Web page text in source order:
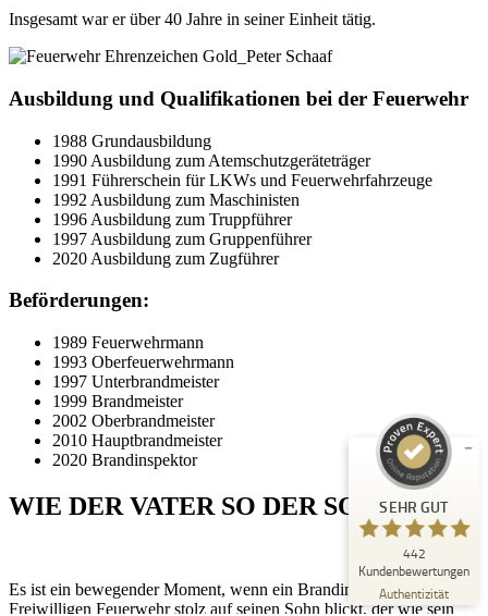
Insgesamt war er über 40 Jahre in seiner Einheit tätig.
Ausbildung und Qualifikationen bei der Feuerwehr
1988 Grundausbildung
1990 Ausbildung zum Atemschutzgeräteträger
1991 Führerschein für LKWs und Feuerwehrfahrzeuge
1992 Ausbildung zum Maschinisten
1996 Ausbildung zum Truppführer
1997 Ausbildung zum Gruppenführer
2020 Ausbildung zum Zugführer
Beförderungen:
1989 Feuerwehrmann
1993 Oberfeuerwehrmann
1997 Unterbrandmeister
1999 Brandmeister
2002 Oberbrandmeister
2010 Hauptbrandmeister
2020 Brandinspektor
WIE DER VATER SO DER SOHN
Es ist ein bewegender Moment, wenn ein Brandinspektor der
Freiwilligen Feuerwehr stolz auf seinen Sohn blickt, der wie sein
SEHR GUT
442
Kundenbewertungen
Authentizität
Empfehlungen auf
ProvenExpert.com
Bewertungen auf ProvenExpert.com
Blick aufs ProvenExpert-Profil werfen
22.07.2026